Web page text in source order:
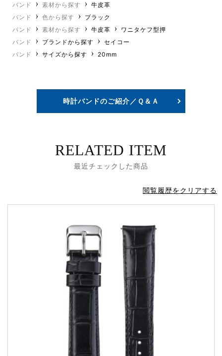
バンド 素材から探す
牛皮革
バンド
色から探す
ブラック
バンド
素材から探す 牛皮革
ワニタケフ型押
バンド
ブランドから探す
セイコー
バンド
サイズから探す 20mm
時計バンドのご紹介／Ｑ＆Ａ
RELATED ITEM
最近チェックした商品
閲覧履歴をクリアする